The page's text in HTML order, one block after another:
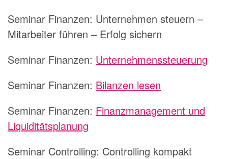
Seminar Finanzen: Unternehmen steuern –
Mitarbeiter führen – Erfolg sichern
Seminar Finanzen: Unternehmenssteuerung
Seminar Finanzen: Bilanzen lesen
Seminar Finanzen: Finanzmanagement und
Liquiditätsplanung
Seminar Controlling: Controlling kompakt